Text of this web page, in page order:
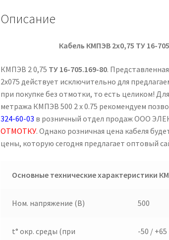
Описание
Кабель КМПЭВ 2х0,75 ТУ 16-
КМПЭВ 2 0,75 ТУ 16-705.169-80.
2х075 действует исключительно для
при покупке без отмотки, то есть целиком!
метража КМПЭВ 500 2 х 0.75 рекомендуем
324-60-03 в розничный отдел продаж ООО
ОТМОТКУ. Однако розничная цена кабеля
цены, которую сегодня предлагает оптовый
Основные технические характеристики
Ном. напряжение (В) 500
t° окр. среды (при
-50 / +65